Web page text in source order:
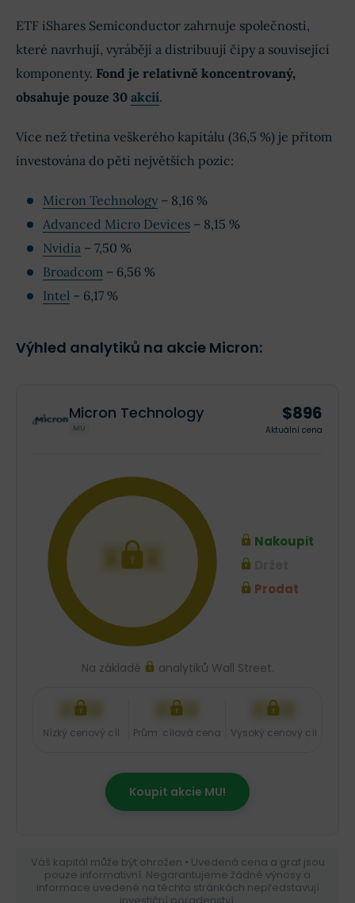
ETF iShares Semiconductor zahrnuje společnosti,
které navrhují, vyrábějí a distribuují čipy a související
komponenty. Fond je relativně koncentrovaný,
obsahuje pouze 30 akcií.
Více než třetina veškerého kapitálu (36,5 %) je přitom
investována do pěti největších pozic:
Micron Technology – 8,16 %
Advanced Micro Devices – 8,15 %
Nvidia – 7,50 %
Broadcom – 6,56 %
Intel – 6,17 %
Výhled analytiků na akcie Micron:
Micron Technology
MU
$896
Aktuální cena
XXX
Nakoupit
Prodat
Na základě analytiků Wall Street.
XXX
Nízký cenový cíl
XXX
Prům. cílová cena
XXX
Vysoký cenový cíl
Koupit akcie MU!
Váš kapitál může být ohrožen • Uvedená cena a graf jsou
pouze informativní. Negarantujeme žádné výnosy a
informace uvedené na těchto stránkách nepředstavují